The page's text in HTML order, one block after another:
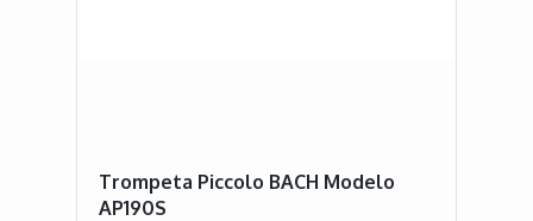
Trompeta Piccolo BACH Modelo
AP190S